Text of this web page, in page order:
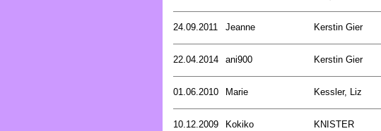
24.09.2011 Jeanne Kerstin Gier
22.04.2014 ani900 Kerstin Gier
01.06.2010 Marie Kessler, Liz
10.12.2009 Kokiko KNISTER